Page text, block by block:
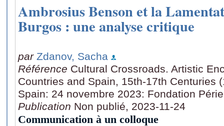
Ambrosius Benson et la
Burgos : une analyse critique
par Zdanov, Sacha
Référence Cultural Crossroads. Artistic
Countries and Spain, 15th-17th Centuries
Spain: 24 novembre 2023: Fondation
Publication Non publié, 2023-11-24
Communication à un colloque